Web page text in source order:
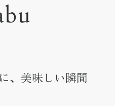
、美味しい瞬間